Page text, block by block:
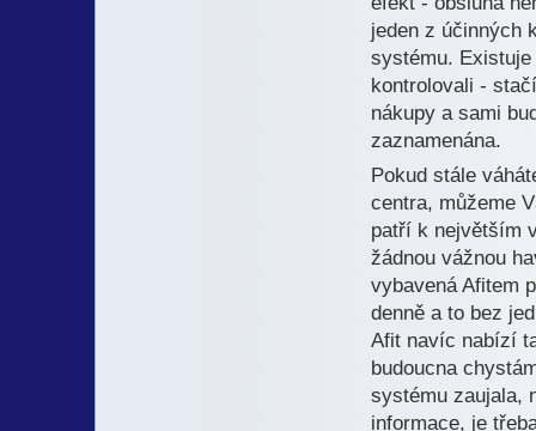
jeden z účinných
systému.
kontrolovali -
nákupy a sami
zaznamenána.
Pokud stále
centra, můžeme
patří k největším
žádnou vážnou
vybavená Afitem
denně a to bez
Afit navíc nabízí
budoucna
systému zaujala,
informace, je